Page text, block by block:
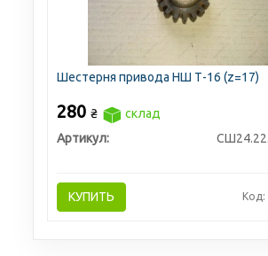
Шестерня привода НШ Т-16 (z=17)
280 ₴
склад
Артикул:
КУПИТЬ Код: